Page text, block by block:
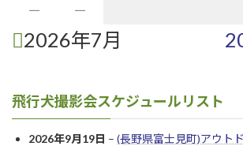
－
－
2026年7月
飛行犬撮影会スケジュールリスト
2026年9月19日 – (長野県富士見町)アウト